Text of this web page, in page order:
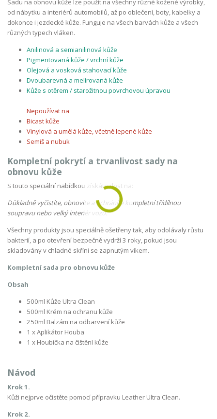
Sadu na obnovu kůže lze použít na všechny různé kožené výrobky,
od nábytku a interiérů automobilů, až po oblečení, boty, kabelky a
dokonce i jezdecké kůže. Funguje na všech barvách kůže a všech
různých typech vláken.
Anilinová a semianilinová kůže
Pigmentovaná kůže / vrchní kůže
Olejová a vosková stahovací kůže
Dvoubarevná a melírovaná kůže
Kůže s otěrem / starožitnou povrchovou úpravou
Nepoužívat na
Bicast kůže
Vinylová a umělá kůže, včetně lepené kůže
Semiš a nubuk
Kompletní pokrytí a trvanlivost sady na
obnovu kůže
S touto speciální nabídkou získáte dost na:
Důkladně vyčistíte, obnovíte a ochráníte kompletní třídílnou
soupravu nebo velký interiér vozu.
Všechny produkty jsou speciálně ošetřeny tak, aby odolávaly růstu
bakterií, a po otevření bezpečně vydrží 3 roky, pokud jsou
skladovány v chladné skříni se zapnutým víkem.
Kompletní sada pro obnovu kůže
Obsah
500ml Kůže Ultra Clean
500ml Krém na ochranu kůže
250ml Balzám na odbarvení kůže
1 x Aplikátor Houba
1 x Houbička na čištění kůže
Návod
Krok 1.
Kůži nejprve očistěte pomocí přípravku Leather Ultra Clean.
Krok 2.